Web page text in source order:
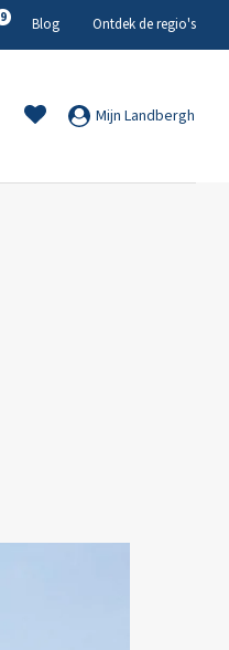
Mijn Landbergh
9 Blog Ontdek de regio's